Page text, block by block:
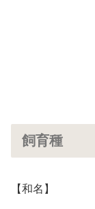
飼育種
【和名】